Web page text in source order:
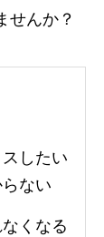
せんか？
したい
ない
くなる